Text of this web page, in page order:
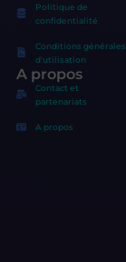
Politique de
confidentialité
Conditions générales
d'utilisation
A propos
Contact et
partenariats
A propos